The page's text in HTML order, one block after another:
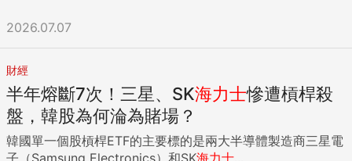
2026.07.07
財經
半年熔斷7次！三星、SK海力士慘遭槓桿殺
盤，韓股為何淪為賭場？
韓國單一個股槓桿ETF的主要標的是兩大半導體製造商三星電
子（Samsung Electronics）和SK海力士...